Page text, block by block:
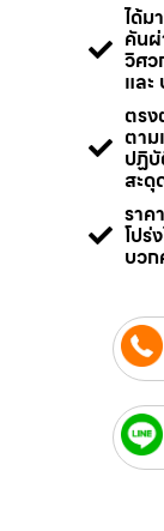
ได้ม
คัน
วิศว
และ
ตรง
ตา
ปฏิบั
สะดุ
ราค
โปร่
บวก